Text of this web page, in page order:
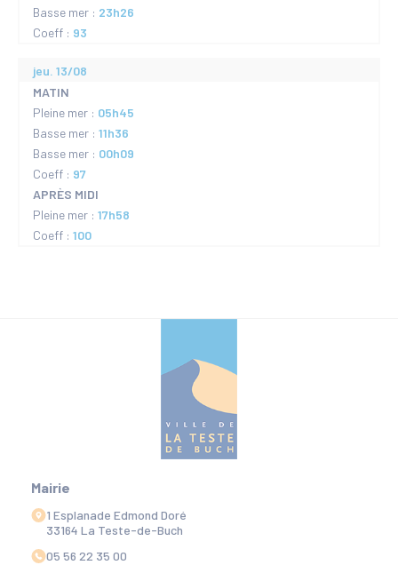
Basse mer : 23h26
Coeff : 93
jeu. 13/08
MATIN
Pleine mer : 05h45
Basse mer : 11h36
Basse mer : 00h09
Coeff : 97
APRÈS MIDI
Pleine mer : 17h58
Coeff : 100
Mairie
1 Esplanade Edmond Doré
33164 La Teste-de-Buch
05 56 22 35 00